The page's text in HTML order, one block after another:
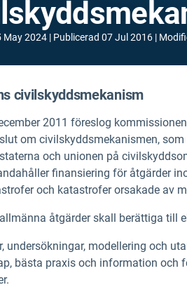
May 2024 Publicerad 07 Jul 2016
civilskyddsmekanism
2011 föreslog
om civilskyddsmekanismen,
och unionen på
finansiering för åtgärder
och katastrofer orsakade av
åtgärder skall berättiga till
undersökningar, modellering och
bästa praxis och information och